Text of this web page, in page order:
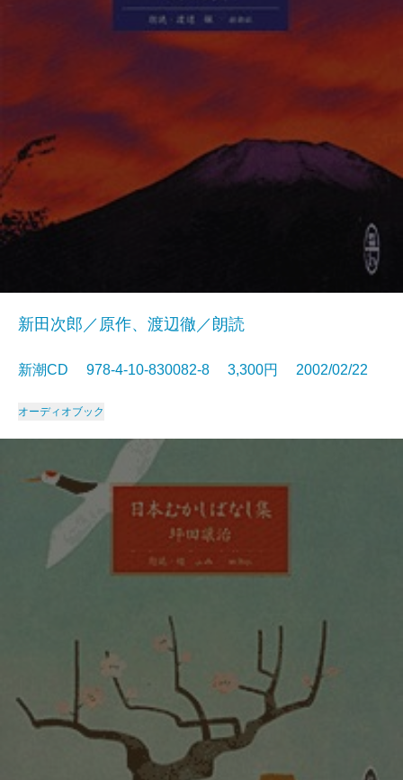
新田次郎／原作、渡辺徹／朗読
新潮CD 978-4-10-830082-8 3,300円 2002/02/22
オーディオブック